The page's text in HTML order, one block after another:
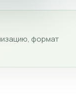
формат